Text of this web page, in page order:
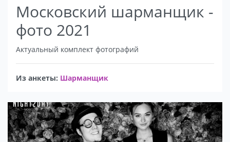
Московский шарманщик -
фото 2021
Актуальный комплект фотографий
Из анкеты: Шарманщик